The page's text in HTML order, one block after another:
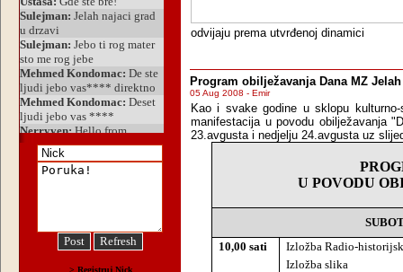
odvijaju prema utvrđenoj dinamici
Program obilježavanja Dana MZ Jelah
05 Aug 2008 - Emir
Kao i svake godine u sklopu
manifestacija u povodu obilježavanja
23.avgusta i nedjelju 24.avgusta uz
U POVODU
10,00 sati
Izložba Radio-
Izložba slika